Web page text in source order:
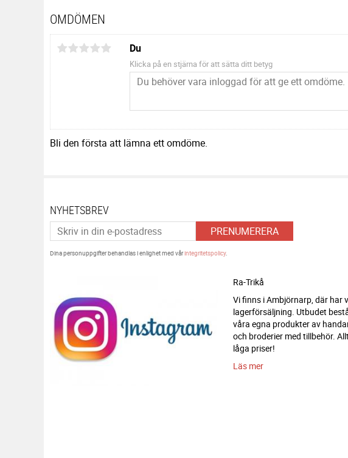
OMDÖMEN
Du
Klicka på en stjärna för att sätta ditt betyg
Bli den första att lämna ett omdöme.
NYHETSBREV
PRENUMERERA
Dina personuppgifter behandlas i enlighet med vårintegritetspolicy.
Ra-Trikå
Vi finns i Ambjörnarp, där har
lagerförsäljning. Utbudet
våra egna produkter av
och broderier med tillbehör.
låga priser!
Läs mer